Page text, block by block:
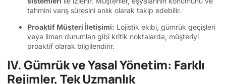
tahmini varış süresini anlık olarak takip edebilir.
Proaktif Müşteri İletişimi: Lojistik ekibi, gümrük geçişleri
veya liman durumları gibi kritik noktalarda, müşteriyi
proaktif olarak bilgilendirir.
IV. Gümrük ve Yasal Yönetim: Farklı
Rejimler, Tek Uzmanlık